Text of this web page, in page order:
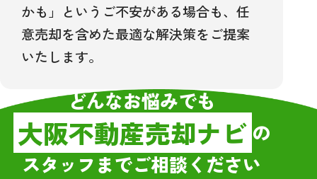
かも」というご不安がある場合も、任
意売却を含めた最適な解決策をご提案
いたします。
どんなお悩みでも
大阪不動産売却ナビ の
スタッフまでご相談ください